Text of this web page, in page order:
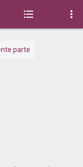
 
parte